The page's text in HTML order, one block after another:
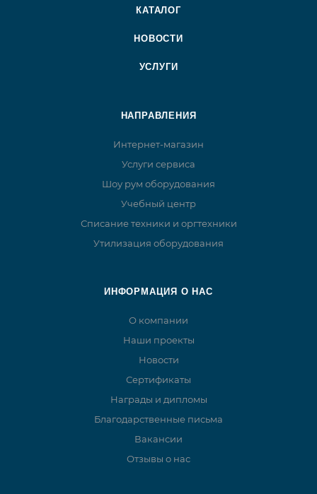
КАТАЛОГ
НОВОСТИ
УСЛУГИ
НАПРАВЛЕНИЯ
Интернет-магазин
Услуги сервиса
Шоу рум оборудования
Учебный центр
Списание техники и оргтехники
Утилизация оборудования
ИНФОРМАЦИЯ О НАС
О компании
Наши проекты
Новости
Сертификаты
Награды и дипломы
Благодарственные письма
Вакансии
Отзывы о нас